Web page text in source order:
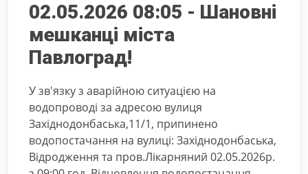
02.05.2026 08:05 - Шановні
мешканці міста
Павлоград!
У зв'язку з аварійною ситуацією на
водопроводі за адресою вулиця
Західнодонбаська,11/1, припинено
водопостачання на вулиці: Західнодонбаська,
Відродження та пров.Лікарняний 02.05.2026р.